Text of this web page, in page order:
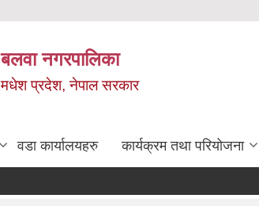
बलवा नगरपालिका
मधेश प्रदेश, नेपाल सरकार
वडा कार्यालयहरु कार्यक्रम तथा परियोजना